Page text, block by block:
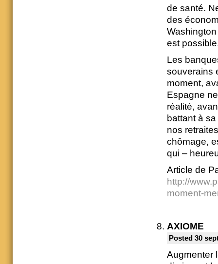
de santé.
des
est
Les
souverains
moment,
Espagne
réalité,
battant à
nos
chômage,
qui –
Article de
http://
moment-
AXIOME
Posted 30
Augmenter